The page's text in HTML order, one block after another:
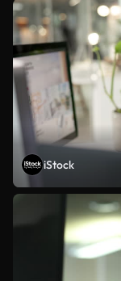
iStock